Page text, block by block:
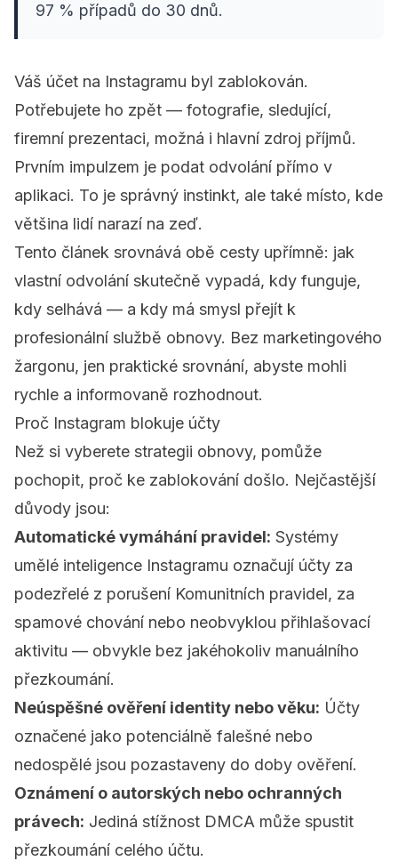
97 % případů do 30 dnů.
Váš účet na Instagramu byl zablokován.
Potřebujete ho zpět — fotografie, sledující,
firemní prezentaci, možná i hlavní zdroj příjmů.
Prvním impulzem je podat odvolání přímo v
aplikaci. To je správný instinkt, ale také místo, kde
většina lidí narazí na zeď.
Tento článek srovnává obě cesty upřímně: jak
vlastní odvolání skutečně vypadá, kdy funguje,
kdy selhává — a kdy má smysl přejít k
profesionální službě obnovy. Bez marketingového
žargonu, jen praktické srovnání, abyste mohli
rychle a informovaně rozhodnout.
Proč Instagram blokuje účty
Než si vyberete strategii obnovy, pomůže
pochopit, proč ke zablokování došlo. Nejčastější
důvody jsou:
Automatické vymáhání pravidel: Systémy
umělé inteligence Instagramu označují účty za
podezřelé z porušení Komunitních pravidel, za
spamové chování nebo neobvyklou přihlašovací
aktivitu — obvykle bez jakéhokoliv manuálního
přezkoumání.
Neúspěšné ověření identity nebo věku: Účty
označené jako potenciálně falešné nebo
nedospělé jsou pozastaveny do doby ověření.
Oznámení o autorských nebo ochranných
právech: Jediná stížnost DMCA může spustit
přezkoumání celého účtu.